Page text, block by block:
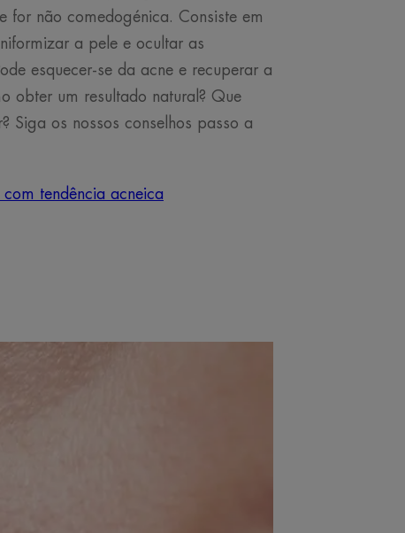
for não comedogénica. Consiste em
a pele e ocultar as
esquecer-se da acne e recuperar a
obter um resultado natural? Que
Siga os nossos conselhos passo a
tendência acneica